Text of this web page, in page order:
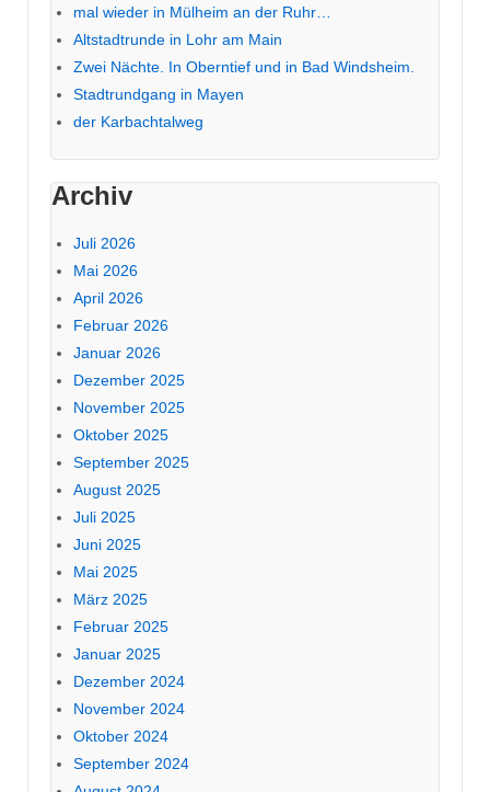
mal wieder in Mülheim an der Ruhr…
Altstadtrunde in Lohr am Main
Zwei Nächte. In Oberntief und in Bad Windsheim.
Stadtrundgang in Mayen
der Karbachtalweg
Archiv
Juli 2026
Mai 2026
April 2026
Februar 2026
Januar 2026
Dezember 2025
November 2025
Oktober 2025
September 2025
August 2025
Juli 2025
Juni 2025
Mai 2025
März 2025
Februar 2025
Januar 2025
Dezember 2024
November 2024
Oktober 2024
September 2024